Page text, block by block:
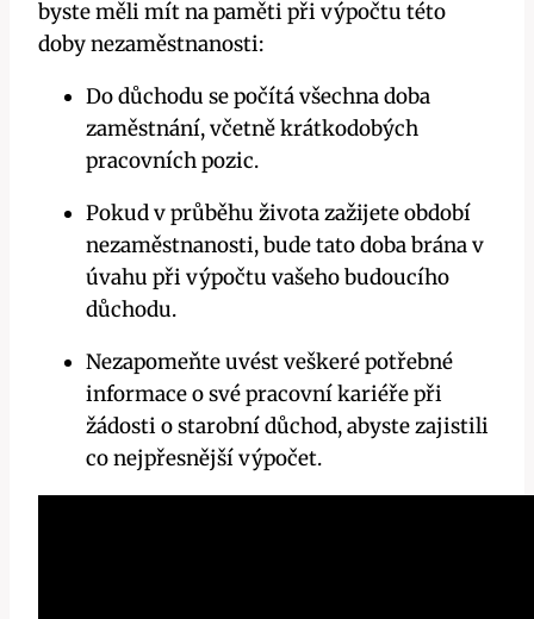
byste měli mít na paměti při výpočtu této
doby nezaměstnanosti:
Do důchodu se počítá všechna doba
zaměstnání, včetně krátkodobých
pracovních pozic.
Pokud v průběhu života zažijete období
nezaměstnanosti, bude tato doba brána v
úvahu při výpočtu vašeho budoucího
důchodu.
Nezapomeňte uvést veškeré potřebné
informace o své pracovní kariéře při
žádosti o starobní důchod, abyste zajistili
co nejpřesnější výpočet.